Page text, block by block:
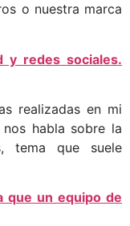
o nuestra marca
y redes sociales.
realizadas en mi
habla sobre la
tema que suele
que un equipo de